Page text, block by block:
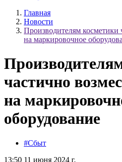
Главная
Новости
Производителям косметики
на маркировочное
частично
на
оборудование
#Сбыт
13:50 11 июня 2024 г.